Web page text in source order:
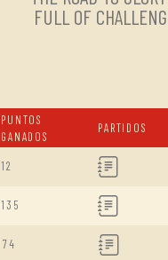
FULL OF
PUNTOS
GANADOS
PARTIDOS
12
135
74